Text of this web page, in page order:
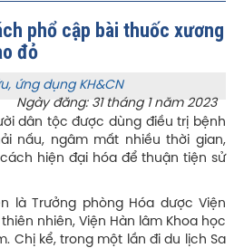
phổ cập bài thuốc xương
đỏ
ứng dụng KH&CN
Ngày đăng: 31 tháng 1 năm 2023
dân tộc được dùng điều trị bệnh
nấu, ngâm mất nhiều thời gian,
cách hiện đại hóa để thuận tiện sử
là Trưởng phòng Hóa dược Viện
nhiên, Viện Hàn lâm Khoa học
Chị kể, trong một lần đi du lịch Sa